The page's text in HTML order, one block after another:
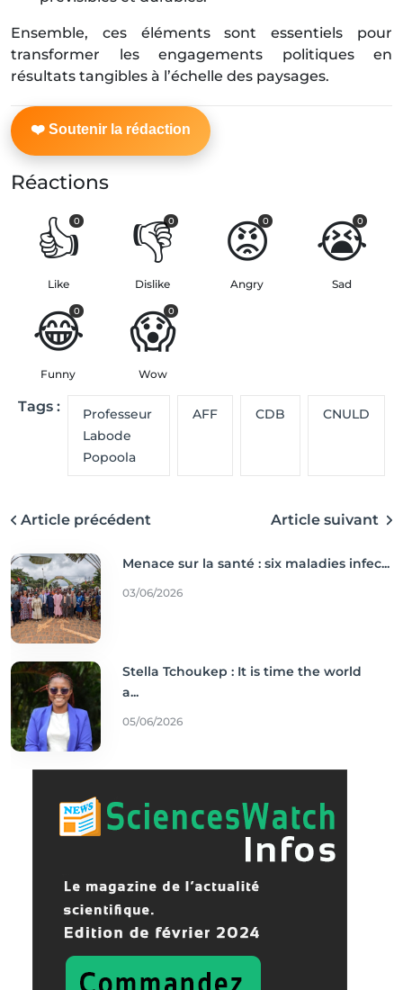
Ensemble, ces éléments sont essentiels pour
transformer les engagements politiques en
résultats tangibles à l’échelle des paysages.
Réactions
👍
0
Like
👎
0
Dislike
😡
0
Angry
😭
0
Sad
😂
0
Funny
😱
0
Wow
Tags :
Professeur
Labode
Popoola
AFF CDB CNULD
Article précédent Article suivant
Menace sur la santé : six maladies infec...
03/06/2026
Stella Tchoukep : It is time the world
a...
05/06/2026